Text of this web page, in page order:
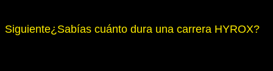
Siguiente¿Sabías cuánto dura una carrera HYROX?